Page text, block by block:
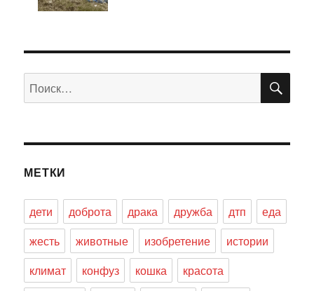
Искать:
МЕТКИ
дети доброта драка дружба дтп
еда
жесть
животные изобретение
истории
климат
конфуз кошка
красота